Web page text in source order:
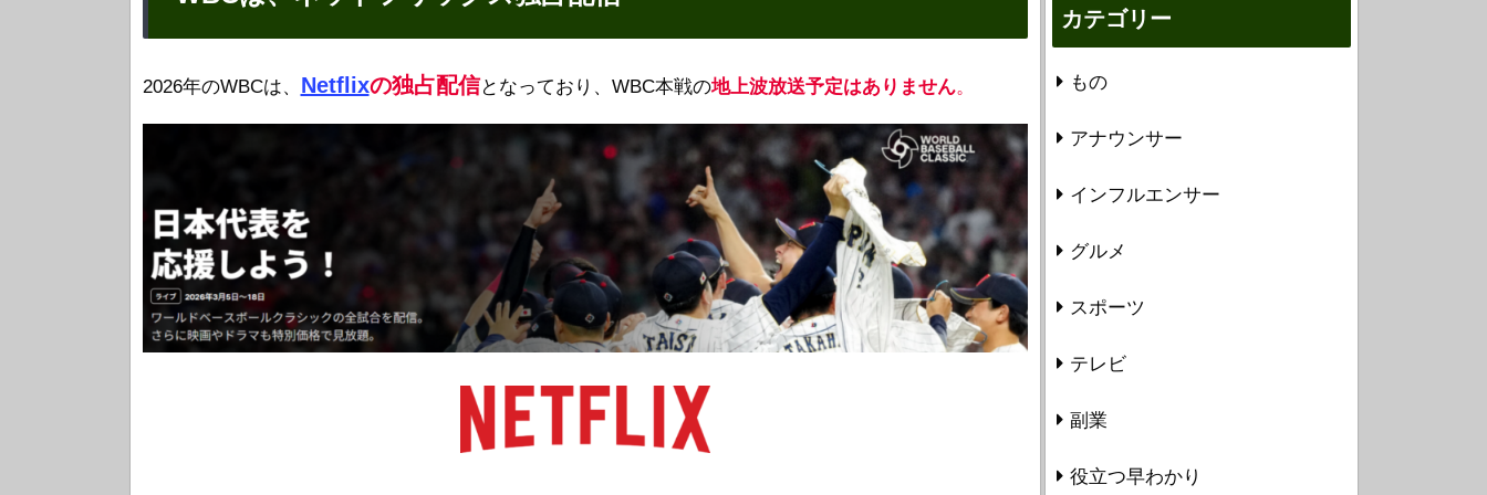
2026年のWBCは、 Netflixの独占配信となっており、WBC本戦の地上波放送予定はありません。
カテゴリー
もの
アナウンサー
インフルエンサー
グルメ
スポーツ
テレビ
副業
役立つ早わかり